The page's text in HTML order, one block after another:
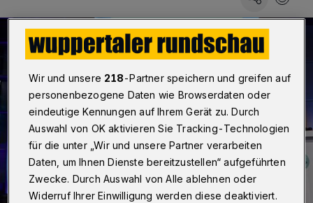
Wir und unsere 218-Partner speichern und greifen auf
personenbezogene Daten wie Browserdaten oder
eindeutige Kennungen auf Ihrem Gerät zu. Durch
Auswahl von OK aktivieren Sie Tracking-Technologien
für die unter „Wir und unsere Partner verarbeiten
Daten, um Ihnen Dienste bereitzustellen“ aufgeführten
Zwecke. Durch Auswahl von Alle ablehnen oder
Widerruf Ihrer Einwilligung werden diese deaktiviert.